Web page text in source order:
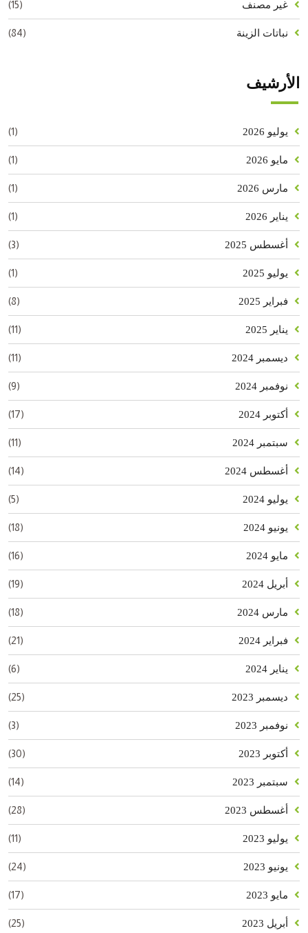
غير مصنف (15)
نباتات الزينة (84)
الأرشيف
يوليو 2026 (1)
مايو 2026 (1)
مارس 2026 (1)
يناير 2026 (1)
أغسطس 2025 (3)
يوليو 2025 (1)
فبراير 2025 (8)
يناير 2025 (11)
ديسمبر 2024 (11)
نوفمبر 2024 (9)
أكتوبر 2024 (17)
سبتمبر 2024 (11)
أغسطس 2024 (14)
يوليو 2024 (5)
يونيو 2024 (18)
مايو 2024 (16)
أبريل 2024 (19)
مارس 2024 (18)
فبراير 2024 (21)
يناير 2024 (6)
ديسمبر 2023 (25)
نوفمبر 2023 (3)
أكتوبر 2023 (30)
سبتمبر 2023 (14)
أغسطس 2023 (28)
يوليو 2023 (11)
يونيو 2023 (24)
مايو 2023 (17)
أبريل 2023 (25)